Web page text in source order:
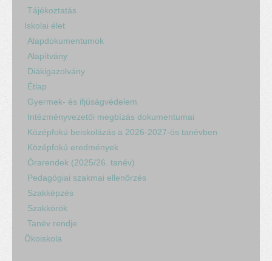
Tájékoztatás
Iskolai élet
Alapdokumentumok
Alapítvány
Diákigazolvány
Étlap
Gyermek- és ifjúságvédelem
Intézményvezetői megbízás dokumentumai
Középfokú beiskolázás a 2026-2027-ös tanévben
Középfokú eredmények
Órarendek (2025/26. tanév)
Pedagógiai szakmai ellenőrzés
Szakképzés
Szakkörök
Tanév rendje
Ökoiskola